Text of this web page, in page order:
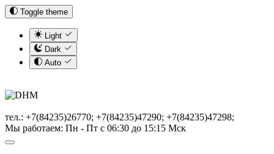
Toggle theme
Light
Dark
Auto
тел.: +7(84235)26770; +7(84235)47290; +7(84235)47298;
Мы работаем: Пн - Пт с 06:30 до 15:15 Мск